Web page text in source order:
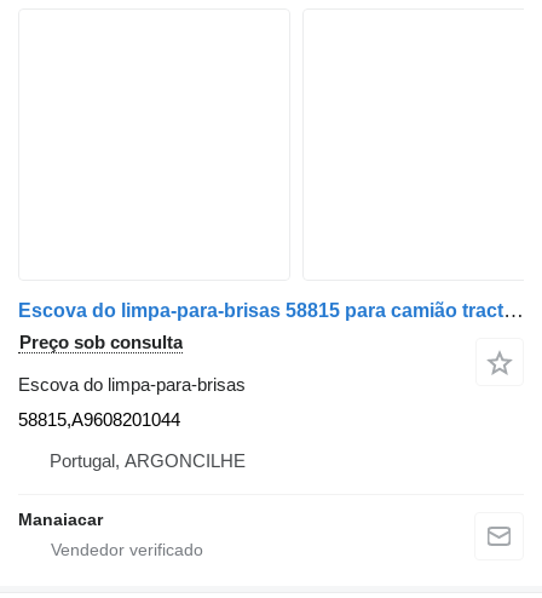
Escova do limpa-para-brisas 58815 para camião tractor Mercedes-Benz ACTROS MP4 | 11
Preço sob consulta
Escova do limpa-para-brisas
58815,A9608201044
Portugal, ARGONCILHE
Manaiacar